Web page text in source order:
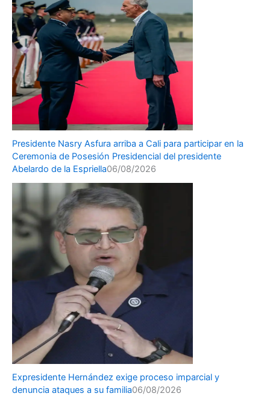
Presidente Nasry Asfura arriba a Cali para participar en la
Ceremonia de Posesión Presidencial del presidente
Abelardo de la Espriella06/08/2026
Expresidente Hernández exige proceso imparcial y
denuncia ataques a su familia06/08/2026